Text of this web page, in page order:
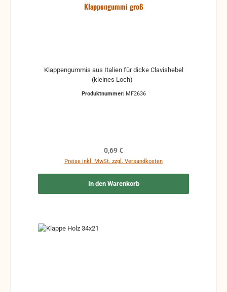
Klappengummi groß
Klappengummis aus Italien für dicke Clavishebel
Produktnummer: MF2636
Regulärer Preis:
0,69 €
Preise inkl. MwSt. zzgl. Versandkosten
In den Warenkorb